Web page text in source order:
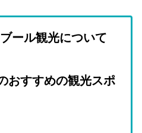
ール観光について
おすすめの観光スポ